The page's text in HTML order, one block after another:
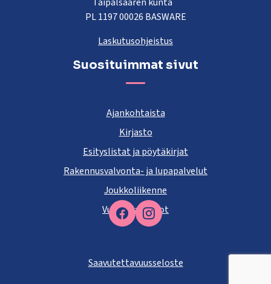
Facebook
PL 1197 00026 BASWARE
Laskutusohjeistus
Suosituimmat sivut
Ajankohtaista
Kirjasto
Esityslistat ja pöytäkirjat
Rakennusvalvonta- ja lupapalvelut
Joukkoliikenne
Vuokra-asunnot
Saavutettavuusseloste